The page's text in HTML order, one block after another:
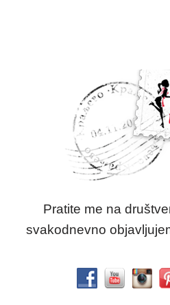
Pratite me na
svakodnevno